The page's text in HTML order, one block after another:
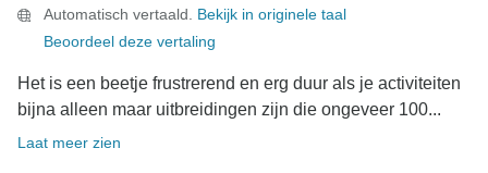
Automatisch vertaald. Bekijk in originele taal
Beoordeel deze vertaling
Het is een beetje frustrerend en erg duur als je activiteiten
bijna alleen maar uitbreidingen zijn die ongeveer 100...
Laat meer zien